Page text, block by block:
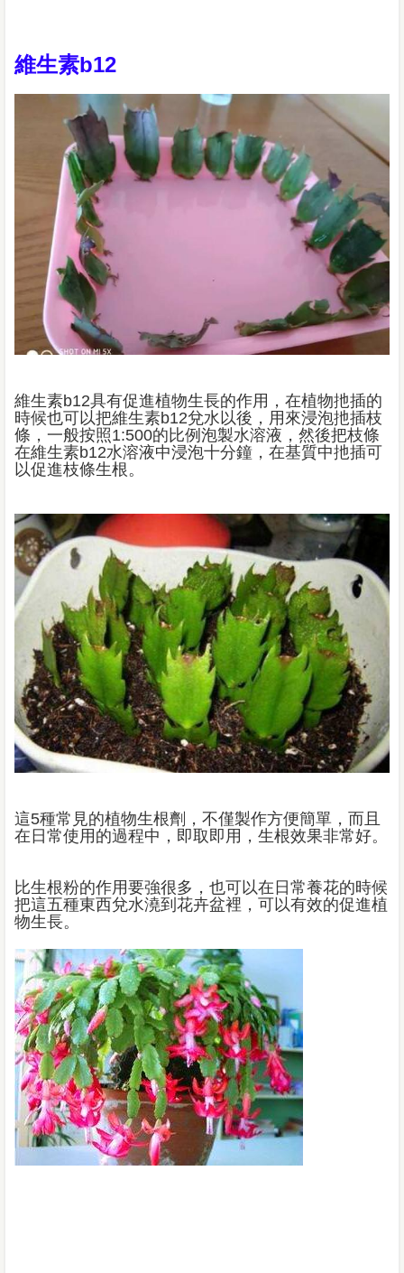
維生素b12
維生素b12具有促進植物生長的作用，在植物扡插的
時候也可以把維生素b12兌水以後，用來浸泡扡插枝
條，一般按照1:500的比例泡製水溶液，然後把枝條
在維生素b12水溶液中浸泡十分鐘，在基質中扡插可
以促進枝條生根。
這5種常見的植物生根劑，不僅製作方便簡單，而且
在日常使用的過程中，即取即用，生根效果非常好。
比生根粉的作用要強很多，也可以在日常養花的時候
把這五種東西兌水澆到花卉盆裡，可以有效的促進植
物生長。